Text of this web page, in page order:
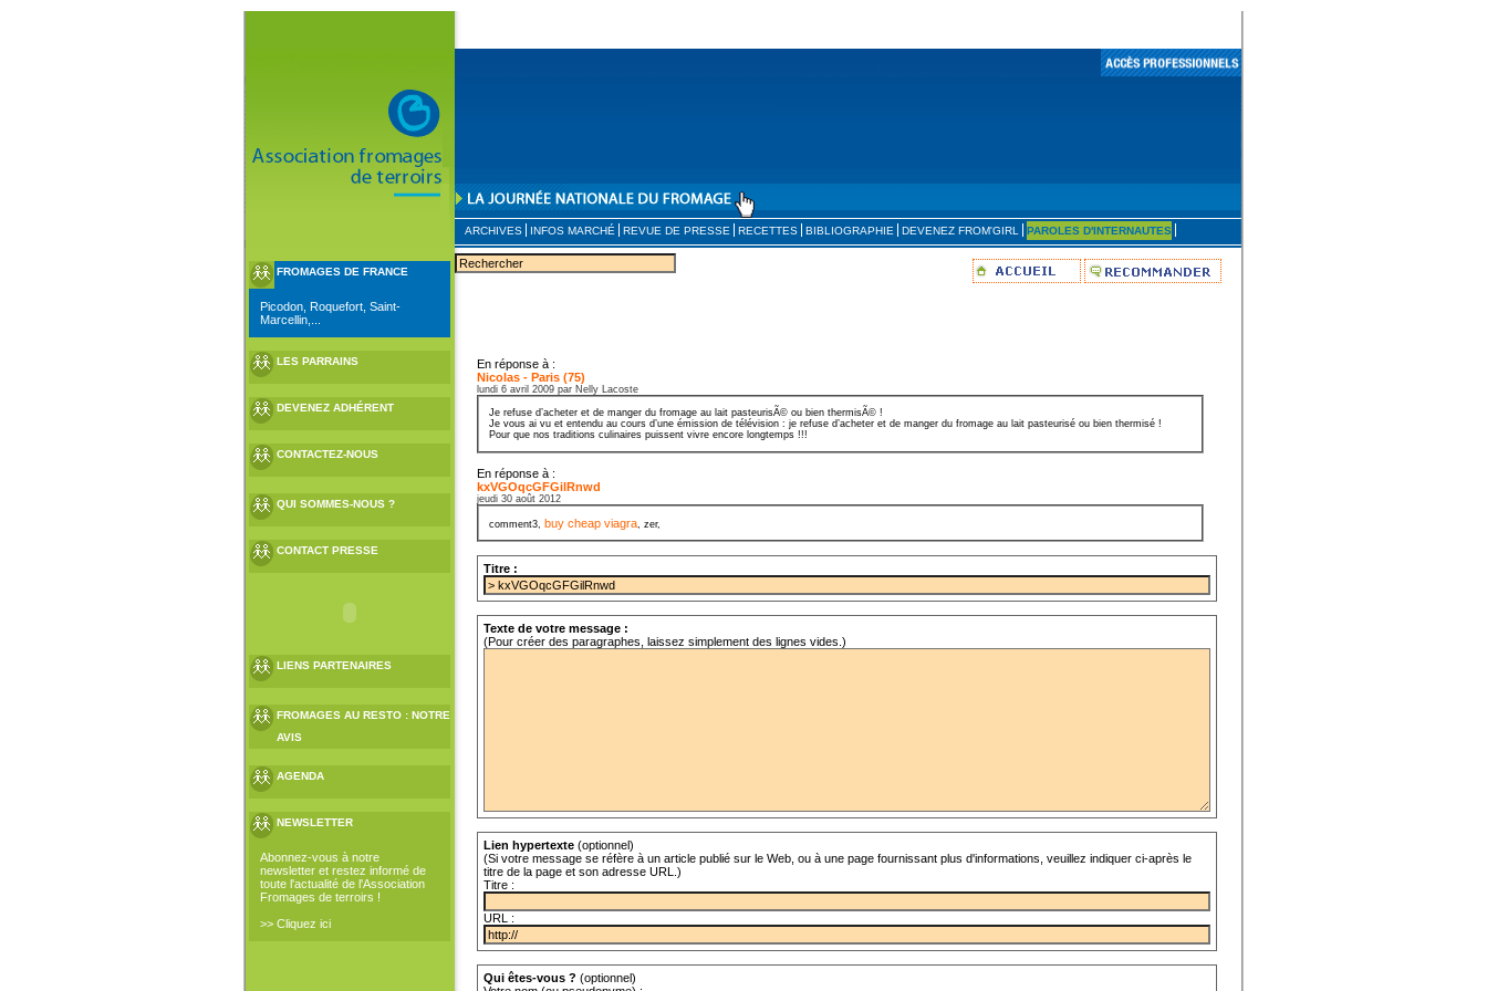
ARCHIVES INFOS MARCHÉ REVUE DE PRESSE RECETTES BIBLIOGRAPHIE DEVENEZ FROM'GIRL PAROLES D'INTERNAUTES
FROMAGES DE FRANCE
Picodon, Roquefort, Saint-
Marcellin,...
LES PARRAINS
DEVENEZ ADHÉRENT
CONTACTEZ-NOUS
QUI SOMMES-NOUS ?
CONTACT PRESSE
LIENS PARTENAIRES
FROMAGES AU RESTO : NOTRE
AVIS
AGENDA
NEWSLETTER
Abonnez-vous à notre
newsletter et restez informé de
toute l'actualité de l'Association
Fromages de terroirs !
>> Cliquez ici
En réponse à :
Nicolas - Paris (75)
lundi 6 avril 2009 par Nelly Lacoste
Je refuse d’acheter et de manger du fromage au lait pasteurisÃ© ou bien thermisÃ© !
Je vous ai vu et entendu au cours d’une émission de télévision : je refuse d’acheter et de manger du fromage au lait pasteurisé ou bien thermisé !
Pour que nos traditions culinaires puissent vivre encore longtemps !!!
En réponse à :
kxVGOqcGFGilRnwd
jeudi 30 août 2012
comment3, buy cheap viagra, zer,
Titre :
Texte de votre message :
(Pour créer des paragraphes, laissez simplement des lignes vides.)
Lien hypertexte (optionnel)
(Si votre message se réfère à un article publié sur le Web, ou à une page fournissant plus d'informations, veuillez indiquer ci-après le
titre de la page et son adresse URL.)
Titre :
URL :
Qui êtes-vous ? (optionnel)